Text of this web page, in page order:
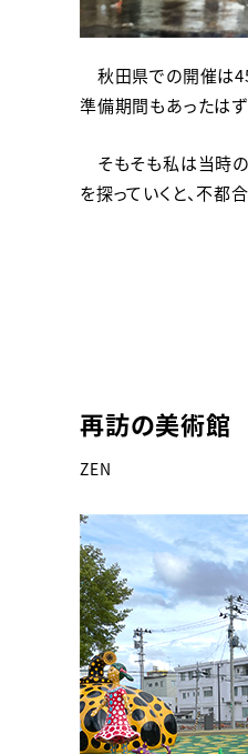
秋田県での開催は45
準備期間もあったは
そもそも私は当時の
を探っていくと、不都
再訪の美術館
ZEN